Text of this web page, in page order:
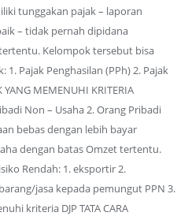
tunggakan pajak – laporan
– tidak pernah dipidana
Kelompok tersebut bisa
Pajak Penghasilan (PPh) 2. Pajak
MEMENUHI KRITERIA
Non – Usaha 2. Orang Pribadi
bebas dengan lebih bayar
dengan batas Omzet tertentu.
Rendah: 1. eksportir 2.
jasa kepada pemungut PPN 3.
kriteria DJP TATA CARA